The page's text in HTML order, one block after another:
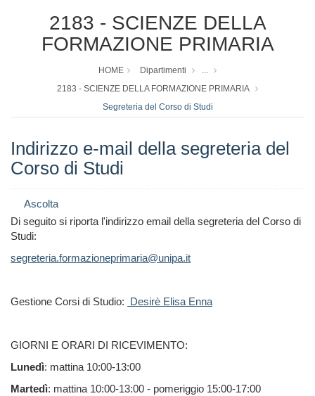
2183 - SCIENZE DELLA
FORMAZIONE PRIMARIA
HOME Dipartimenti
...
2183 - SCIENZE DELLA FORMAZIONE PRIMARIA
Segreteria del Corso di Studi
Indirizzo e-mail della segreteria del
Corso di Studi
Ascolta
Di seguito si riporta l'indirizzo email della segreteria del Corso di
Studi:
segreteria.formazioneprimaria@unipa.it
Gestione Corsi di Studio: Desirè Elisa Enna
GIORNI E ORARI DI RICEVIMENTO:
Lunedì: mattina 10:00-13:00
Martedì: mattina 10:00-13:00 - pomeriggio 15:00-17:00